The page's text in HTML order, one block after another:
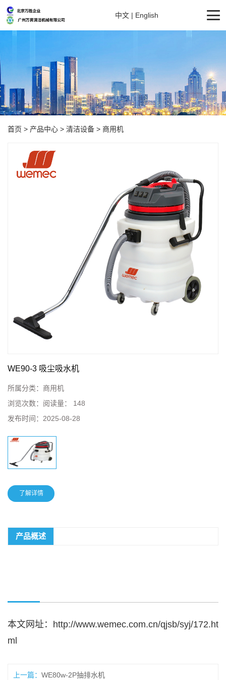
中文 | English
首页 > 产品中心 > 清洁设备 > 商用机
WE90-3 吸尘吸水机
所属分类： 商用机
浏览次数： 阅读量： 148
发布时间： 2025-08-28
了解详情
产品概述
本文网址： http://www.wemec.com.cn/qjsb/syj/172.ht
ml
上一篇： WE80w-2P抽排水机